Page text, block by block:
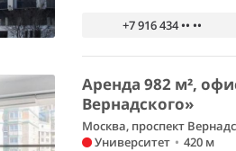
+7 916 434 •• ••
Аренда 982 м²,
Вернадского»
Москва, проспект
Университет • 420 м